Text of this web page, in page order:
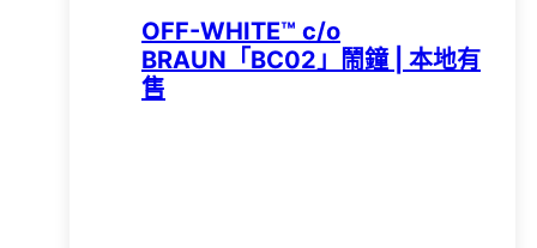
OFF-WHITE™ c/o
BRAUN「BC02」鬧鐘 | 本地有
售